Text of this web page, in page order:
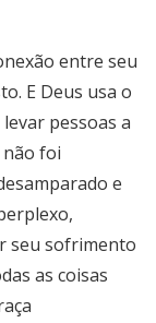
entre seu
E Deus usa o
pessoas a
não foi
e
seu sofrimento
as coisas